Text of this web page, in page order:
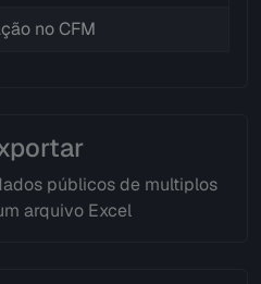
no CFM
públicos de multiplos
arquivo Excel